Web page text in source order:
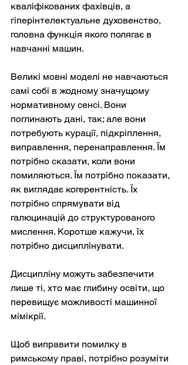
кваліфікованих фахівців, а
гіперінтелектуальне духовенство,
головна функція якого полягає в
навчанні машин.
Великі мовні моделі не навчаються
самі собі в жодному значущому
нормативному сенсі. Вони
поглинають дані, так; але вони
потребують курації, підкріплення,
виправлення, перенаправлення. Їм
потрібно сказати, коли вони
помиляються. Їм потрібно показати,
як виглядає когерентність. Їх
потрібно спрямувати від
галюцинацій до структурованого
мислення. Коротше кажучи, їх
потрібно дисциплінувати.
Дисципліну можуть забезпечити
лише ті, хто має глибину освіти, що
перевищує можливості машинної
мімікрії.
Щоб виправити помилку в
римському праві, потрібно розуміти